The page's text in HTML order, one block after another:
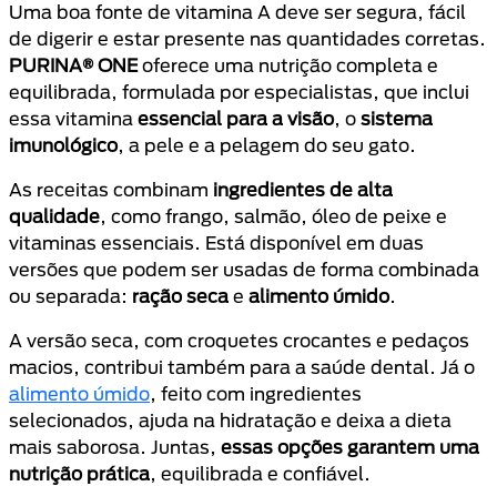
Uma boa fonte de vitamina A deve ser segura, fácil
de digerir e estar presente nas quantidades corretas.
PURINA® ONEoferece uma nutrição completa e
equilibrada, formulada por especialistas, que inclui
essa vitamina essencial para a visão, o sistema
imunológico, a pele e a pelagem do seu gato.
As receitas combinam ingredientes de alta
qualidade, como frango, salmão, óleo de peixe e
vitaminas essenciais. Está disponível em duas
versões que podem ser usadas de forma combinada
ou separada: ração seca e alimento úmido.
A versão seca, com croquetes crocantes e pedaços
macios, contribui também para a saúde dental. Já o
alimento úmido, feito com ingredientes
selecionados, ajuda na hidratação e deixa a dieta
mais saborosa. Juntas, essas opções garantem uma
nutrição prática, equilibrada e confiável.